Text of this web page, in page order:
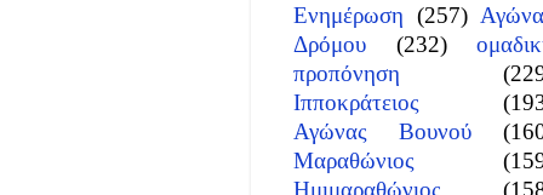
Ενημέρωση (257)
Δρόμου
(232)
προπόνηση
Ιπποκράτειος
Αγώνας Βουνού
Μαραθώνιος
Ημιμαραθώνιος